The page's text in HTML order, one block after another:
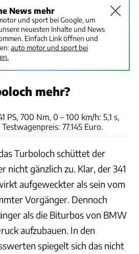
News mehr
und sport bei Google, um
neuesten Inhalte und News
Einfach Link öffnen und
auto motor und sport bei
mehr?
PS, 700 Nm, 0 – 100 km/h: 5,1 s,
77.145 Euro.
Turboloch schüttet der
nicht gänzlich zu. Klar, der 341
aufgeweckter als sein vom
Vorgänger. Dennoch
als die Biturbos von BMW
aufzubauen. In den
spiegelt sich das nicht